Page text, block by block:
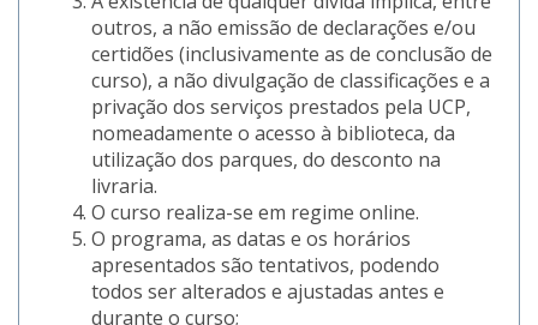
outros, a não emissão de declarações e/ou
certidões (inclusivamente as de conclusão de
curso), a não divulgação de classificações e a
privação dos serviços prestados pela UCP,
nomeadamente o acesso à biblioteca, da
utilização dos parques, do desconto na
livraria.
O curso realiza-se em regime online.
O programa, as datas e os horários
apresentados são tentativos, podendo
todos ser alterados e ajustadas antes e
durante o curso;